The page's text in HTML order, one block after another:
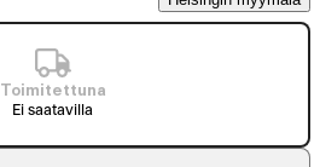
Toimitettuna
Ei saatavilla